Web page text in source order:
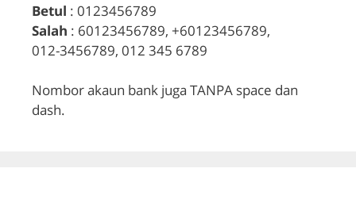
Betul : 0123456789
Salah : 60123456789, +60123456789,
012-3456789, 012 345 6789
Nombor akaun bank juga TANPA space dan
dash.